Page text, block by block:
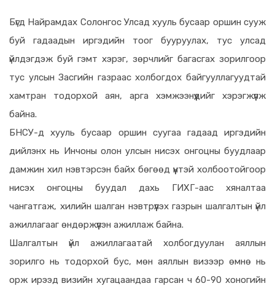
Бүгд Найрамдах Солонгос Улсад хууль бусаар оршин сууж
буй гадаадын иргэдийн тоог бууруулах, тус улсад
үйлдэгдэж буй гэмт хэрэг, зөрчлийг багасгах зорилгоор
тус улсын Засгийн газраас холбогдох байгууллагуудтай
хамтран тодорхой аян, арга хэмжээнүүдийг хэрэгжүүлж
байна.
БНСУ-д хууль бусаар оршин суугаа гадаад иргэдийн
дийлэнх нь Инчоны олон улсын нисэх онгоцны буудлаар
дамжин хил нэвтэрсэн байх бөгөөд үүнтэй холбоотойгоор
нисэх онгоцны буудал дахь ГИХГ-аас хяналтаа
чангатгаж, хилийн шалган нэвтрүүлэх газрын шалгалтын үйл
ажиллагааг өндөржүүлэн ажиллаж байна.
Шалгалтын үйл ажиллагаатай холбогдуулан аяллын
зорилго нь тодорхой бус, мөн аяллын визээр өмнө нь
орж ирээд визийн хугацаандаа гарсан ч 60-90 хоногийн